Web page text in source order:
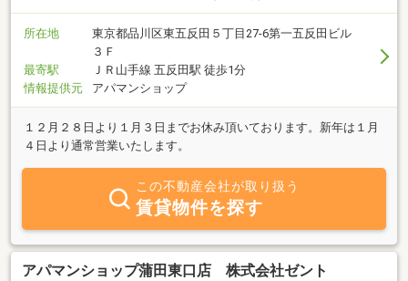
所在地
東京都品川区東五反田５丁目27-6第一五反田ビル
３Ｆ
最寄駅
ＪＲ山手線 五反田駅 徒歩1分
情報提供元
アパマンショップ
１２月２８日より１月３日までお休み頂いております。新年は１月
４日より通常営業いたします。
この不動産会社が取り扱う
賃貸物件を探す
アパマンショップ蒲田東口店 株式会社ゼント